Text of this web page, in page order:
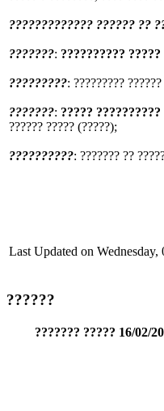
????????????? ?????? ??
???????: ??????????
?????????: ?????????
???????: ?????
?????? ????? (?????);
??????????: ??????? ??
Last Updated on Wednesday,
??????
??????? ????? 16/02/